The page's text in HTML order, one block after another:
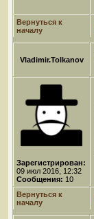
Вернуться к
началу
Vladimir.Tolkanov
Зарегистрирован:
09 июл 2016, 12:32
Сообщения: 10
Вернуться к
началу